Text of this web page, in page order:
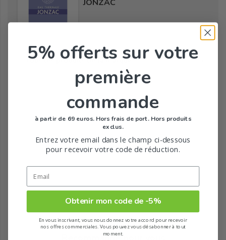
JONZAC
Tous les produits de la marque
5% offerts sur votre
première
commande
à partir de 69 euros. Hors frais de port. Hors produits
exclus.
Entrez votre email dans le champ ci-dessous
pour recevoir votre code de réduction.
Obtenir mon code de -5%
En vous inscrivant, vous nous donnez votre accord pour recevoir
nos offres commerciales. Vous pouvez vous désabonner à tout
moment.